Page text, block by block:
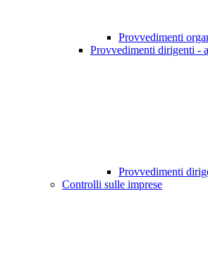
Provvedimenti
Provvedimenti dirigenti -
Provvedimenti
Controlli sulle imprese